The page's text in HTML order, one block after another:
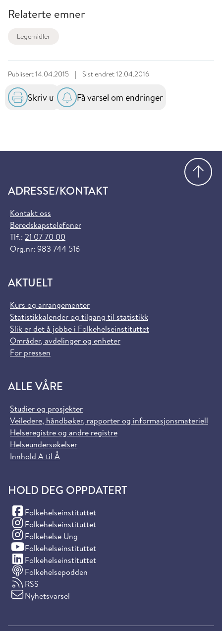
Relaterte emner
Legemidler
Publisert14.04.2015 | Sist endret12.04.2016
Skriv ut Få varsel om endringer
ADRESSE/KONTAKT
Kontakt oss
Beredskapstelefoner
Tlf.: 21 07 70 00
Org.nr: 983 744 516
AKTUELT
Kurs og arrangementer
Statistikkalender og tilgang til statistikk
Slik er det å jobbe i Folkehelseinstituttet
Områder, avdelinger og enheter
For pressen
ALLE VÅRE
Studier og prosjekter
Veiledere, håndbøker, rapporter og informasjonsmateriell
Helseregistre og andre registre
Helseundersøkelser
Innhold A til Å
HOLD DEG OPPDATERT
Folkehelseinstituttet
(Facebook)
Folkehelseinstituttet
(Instagram)
Folkehelse Ung
(Instagram)
Folkehelseinstituttet
(YouTube)
Folkehelseinstituttet
(LinkedIn)
Folkehelsepodden
RSS
Nyhetsvarsel